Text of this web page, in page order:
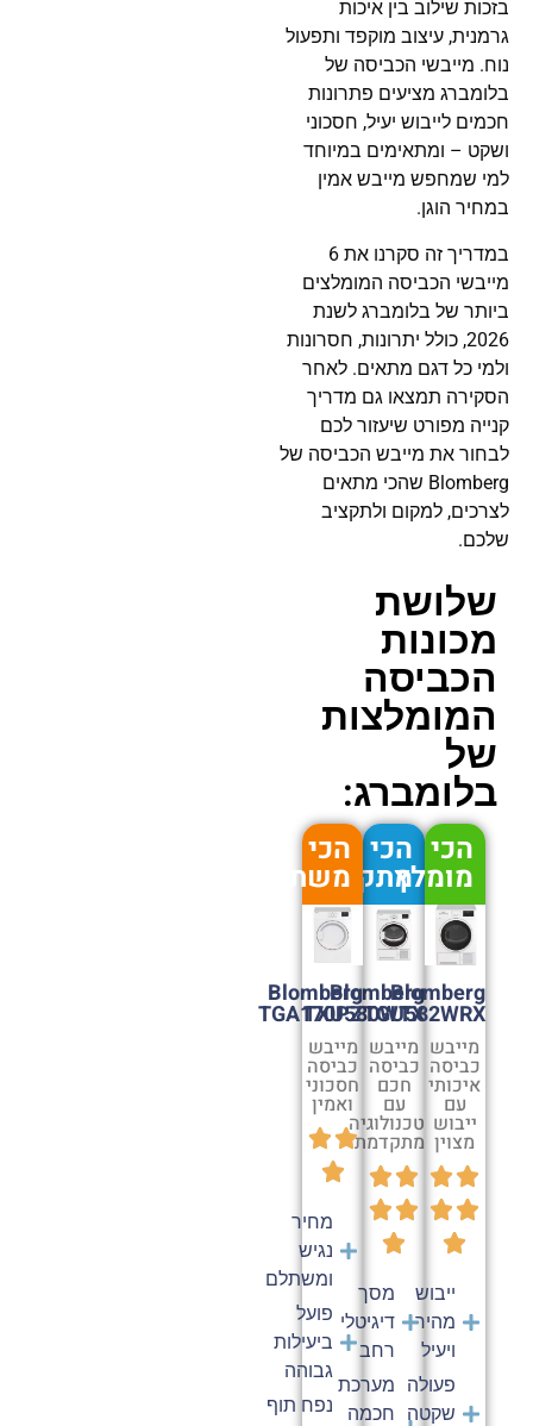
בזכות שילוב בין איכות
גרמנית, עיצוב מוקפד ותפעול
נוח. מייבשי הכביסה של
בלומברג מציעים פתרונות
חכמים לייבוש יעיל, חסכוני
ושקט – ומתאימים במיוחד
למי שמחפש מייבש אמין
במחיר הוגן.
במדריך זה סקרנו את 6
מייבשי הכביסה המומלצים
ביותר של בלומברג לשנת
2026, כולל יתרונות, חסרונות
ולמי כל דגם מתאים. לאחר
הסקירה תמצאו גם מדריך
קנייה מפורט שיעזור לכם
לבחור את מייבש הכביסה של
Blomberg שהכי מתאים
לצרכים, למקום ולתקציב
שלכם.
שלושת
מכונות
הכביסה
המומלצות
של
בלומברג:
הכי
מתקדם
Blomberg
TXU580WTX
מייבש
כביסה
חכם
עם
טכנולוגיה
מתקדמת
מסך
דיגיטלי
רחב
מערכת
חכמה
הכי
מומלץ
Blomberg
TGU582WRX
מייבש
כביסה
איכותי
עם
ייבוש
מצוין
ייבוש
מהיר
ויעיל
פעולה
שקטה
הכי
משתלם
Blomberg
TGA170PZ
מייבש
כביסה
חסכוני
ואמין
מחיר
נגיש
ומשתלם
פועל
ביעילות
גבוהה
נפח תוף